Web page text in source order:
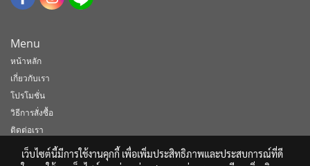
Menu
หน้าหลัก
เกี่ยวกับเรา
โปรโมชั่น
วิธีการสั่งซื้อ
ติดต่อเรา
เว็บไซต์นี้มีการใช้งานคุกกี้ เพื่อเพิ่มประสิทธิภาพและประสบการณ์ที่ดี